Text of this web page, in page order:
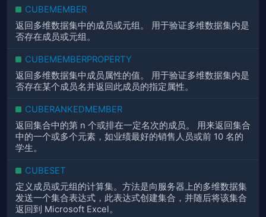
CUBEMEMBER
返回多维数据集中的成员或元组。 用于验证多维数据集内是
否存在成员或元组。
CUBEMEMBERPROPERTY
返回多维数据集中成员属性的值。 用于验证多维数据集内是
否存在某个成员名并返回此成员的指定属性。
CUBERANKEDMEMBER
返回集合中的第 n 个或排在一定名次的成员。 用来返回集合
中的一个或多个元素，如业绩最好的销售人员或前 10 名的
学生。
CUBESET
定义成员或元组的计算集。方法是向服务器上的多维数据集
发送一个集合表达式，此表达式创建集合，并随后将该集合
返回到 Microsoft Excel。